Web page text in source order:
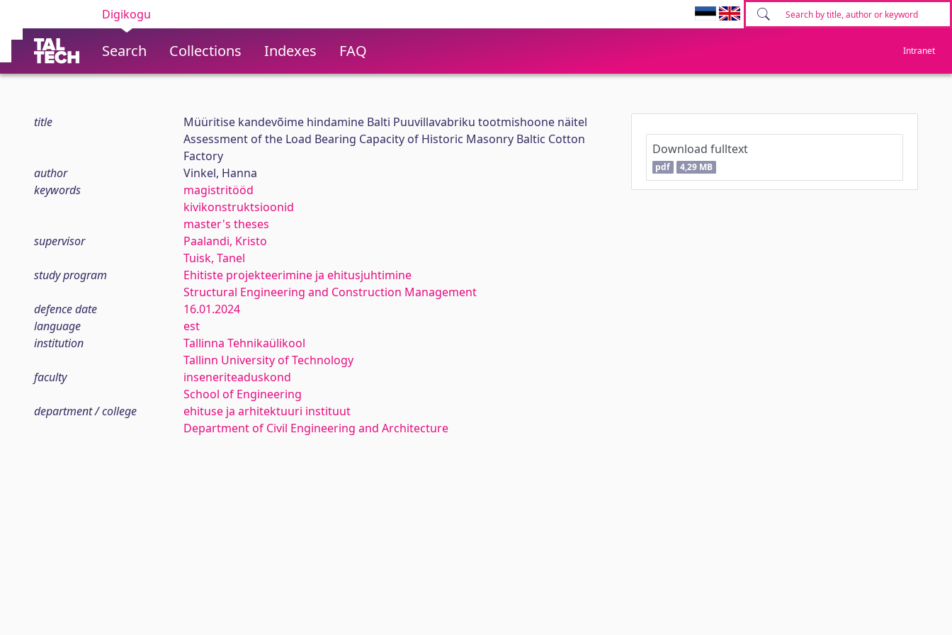
Digikogu
Search Collections Indexes FAQ Intranet
title
Müüritise kandevõime hindamine Balti Puuvillavabriku tootmishoone näitel
Assessment of the Load Bearing Capacity of Historic Masonry Baltic Cotton
Factory
author
Vinkel, Hanna
keywords
magistritööd
kivikonstruktsioonid
master's theses
supervisor
Paalandi, Kristo
Tuisk, Tanel
study program
Ehitiste projekteerimine ja ehitusjuhtimine
Structural Engineering and Construction Management
defence date
16.01.2024
language
est
institution
Tallinna Tehnikaülikool
Tallinn University of Technology
faculty
inseneriteaduskond
School of Engineering
department / college
ehituse ja arhitektuuri instituut
Department of Civil Engineering and Architecture
Download fulltext
pdf 4,29 MB